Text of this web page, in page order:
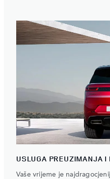
USLUGA PREUZIMANJA I
Vaše vrijeme je